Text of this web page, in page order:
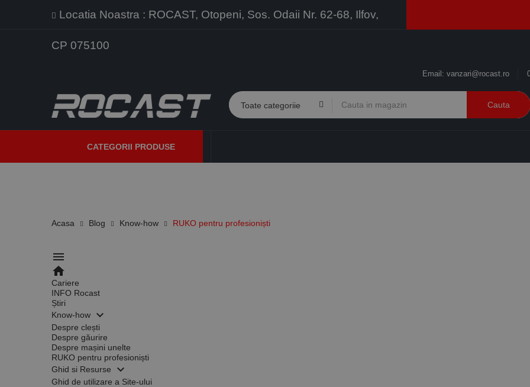
Locatia Noastra : ROCAST, Otopeni, Sos. Odaii Nr. 62-68, Ilfov,
CP 075100
Email: vanzari@rocast.ro
Cauta
CATEGORII PRODUSE
Acasa Blog Know-how RUKO pentru profesioniști
menu
home
Cariere
INFO Rocast
Știri
Know-how
keyboard_arrow_down
Despre clești
Despre găurire
Despre mașini unelte
RUKO pentru profesioniști
Ghid si Resurse
keyboard_arrow_down
Ghid de utilizare a Site-ului